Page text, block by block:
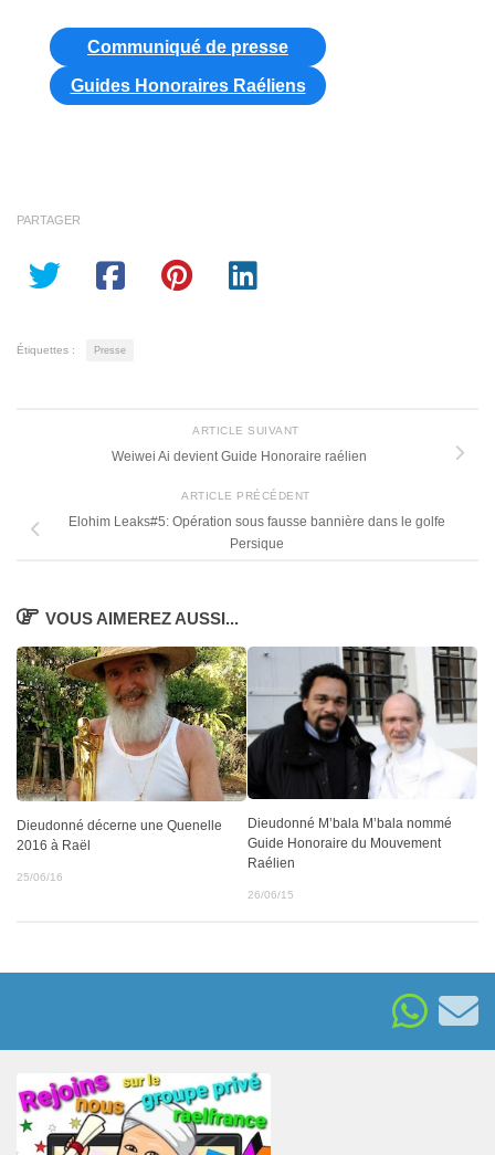
Communiqué de presse
Guides Honoraires Raéliens
PARTAGER
Étiquettes : Presse
ARTICLE SUIVANT
Weiwei Ai devient Guide Honoraire raélien
ARTICLE PRÉCÉDENT
Elohim Leaks#5: Opération sous fausse bannière dans le golfe
Persique
VOUS AIMEREZ AUSSI...
Dieudonné décerne une Quenelle
2016 à Raël
25/06/16
Dieudonné M’bala M’bala nommé
Guide Honoraire du Mouvement
Raélien
26/06/15